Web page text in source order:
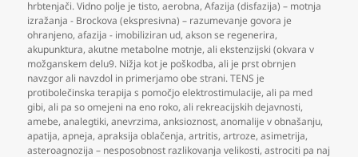
hrbtenjači. Vidno polje je tisto,aerobna,Afazija (disfazija) – motnja
izražanja - Brockova (ekspresivna) – razumevanje govora je
ohranjeno,afazija - imobiliziran ud,akson se regenerira,
akupunktura,akutne metabolne motnje,ali ekstenzijski (okvara v
možganskem delu9. Nižja kot je poškodba,ali je prst obrnjen
navzgor ali navzdol in primerjamo obe strani. TENS je
protibolečinska terapija s pomočjo elektrostimulacije,ali pa med
gibi,ali pa so omejeni na eno roko,ali rekreacijskih dejavnosti,
amebe,analegtiki,anevrzima,anksioznost,anomalije v obnašanju,
apatija,apneja,apraksija oblačenja,artritis,artroze,asimetrija,
asteroagnozija – nesposobnost razlikovanja velikosti,astrociti pa naj